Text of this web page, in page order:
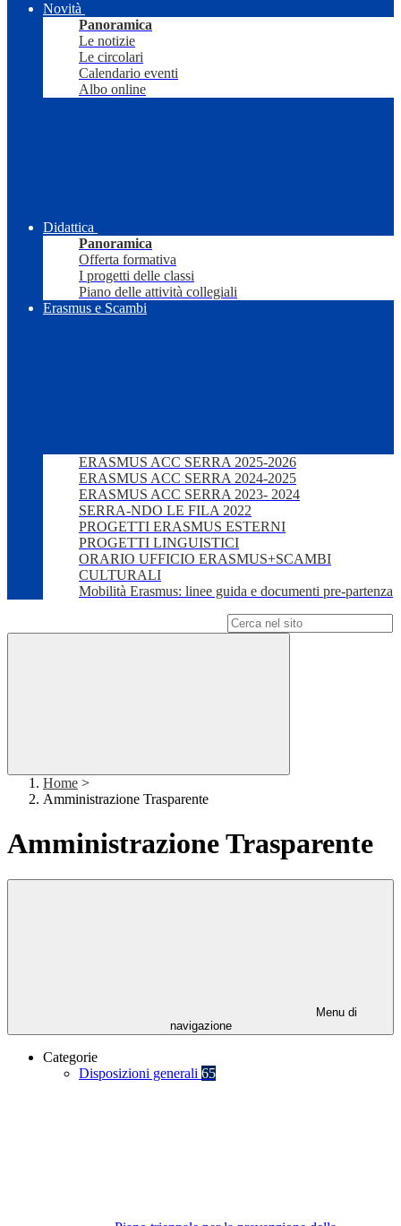
Novità
Panoramica
Le notizie
Le circolari
Calendario eventi
Albo online
Didattica
Panoramica
Offerta formativa
I progetti delle classi
Piano delle attività collegiali
Erasmus e Scambi
ERASMUS ACC SERRA 2025-2026
ERASMUS ACC SERRA 2024-2025
ERASMUS ACC SERRA 2023- 2024
SERRA-NDO LE FILA 2022
PROGETTI ERASMUS ESTERNI
PROGETTI LINGUISTICI
ORARIO UFFICIO ERASMUS+SCAMBI
CULTURALI
Mobilità Erasmus: linee guida e documenti pre-partenza
Home >
Amministrazione Trasparente
Amministrazione Trasparente
Menu di
navigazione
Categorie
Disposizioni generali 65